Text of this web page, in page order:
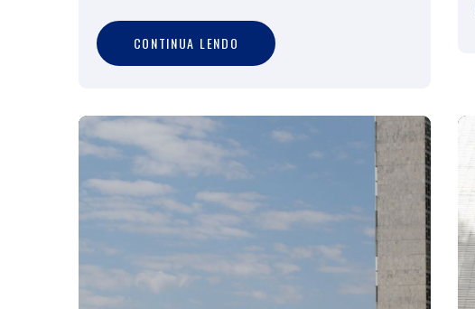
CO NTINUA L END O
CONTINUA LENDO